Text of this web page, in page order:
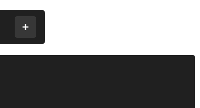
Menu